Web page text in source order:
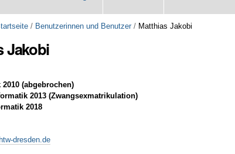
/ Benutzerinnen und Benutzer / Matthias Jakobi
Jakobi
(abgebrochen)
2013 (Zwangsexmatrikulation)
2018
dresden.de